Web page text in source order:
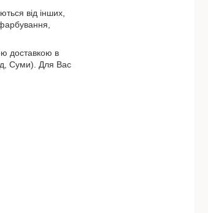
від інших,
доставкою в
Суми). Для Вас